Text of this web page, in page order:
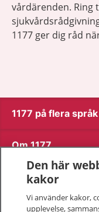
vårdärenden. Ring
1177 ger dig råd
1177 på flera språk
Om 1177
Kontakt
Den här
kakor
Vi använder kakor,
upplevelse,